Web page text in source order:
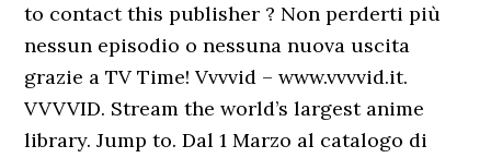
to contact this publisher ? Non perderti più
nessun episodio o nessuna nuova uscita
grazie a TV Time! Vvvvid – www.vvvvid.it.
VVVVID. Stream the world’s largest anime
library. Jump to. Dal 1 Marzo al catalogo di